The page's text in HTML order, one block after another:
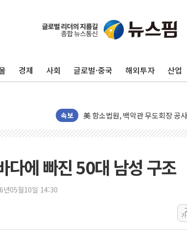
경제 사회 글로벌·중국 해외투자 산업
속보
미 연준 매파 기세 꺾이나…고용
[종합] 이슬람 수니파 3국, '공동
美 항소법원, 백악관 무도회장 공
이란 핵심 원유 수출항 '하르그섬
[AI MY 뉴스] 뉴욕 반도체주 프리
뉴욕증시 프리뷰, 美 고용 쇼크에
[사진] 이슬람 수니파 3개국, 공동
뉴욕증시 개장 전 특징주...아틀
보훈부, 미 DPAA와 MOU… "6·25
에 빠진 50대 남성 구조
년05월10일 14:30
가